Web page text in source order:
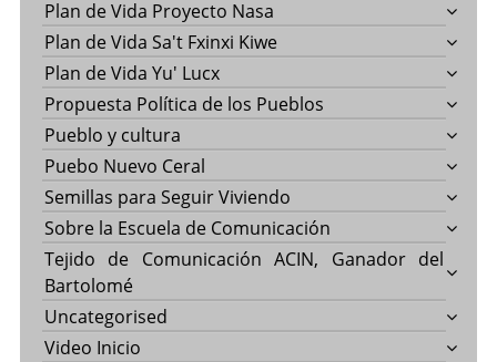
Plan de Vida Proyecto Nasa
Plan de Vida Sa't Fxinxi Kiwe
Plan de Vida Yu' Lucx
Propuesta Política de los Pueblos
Pueblo y cultura
Puebo Nuevo Ceral
Semillas para Seguir Viviendo
Sobre la Escuela de Comunicación
Tejido de Comunicación ACIN, Ganador del
Bartolomé
Uncategorised
Video Inicio